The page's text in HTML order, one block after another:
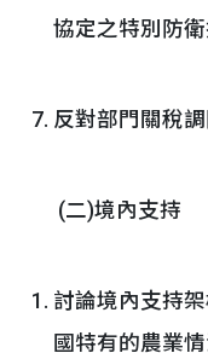
協定之特別防
反對部門關稅調
(二)境內支持
討論境內支持
國特有的農業情